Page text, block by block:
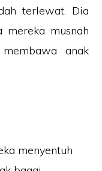
terlewat. Dia
mereka musnah
anak
menyentuh